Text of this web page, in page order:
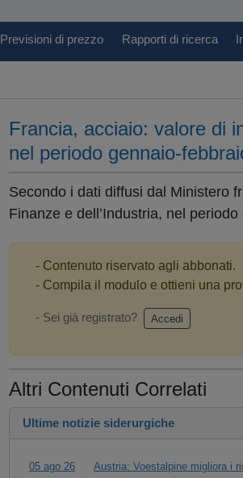
Previsioni di prezzo Rapporti di ricerca
Francia, acciaio: valore di
nel periodo gennaio-
Secondo i dati diffusi dal Ministero
Finanze e dell’Industria, nel
- Contenuto riservato agli abbonati.
- Compila il modulo e ottieni una
- Sei già registrato? Accedi
Altri Contenuti Correlati
Ultime notizie siderurgiche
05 ago 26 Austria: Voestalpine migliora i